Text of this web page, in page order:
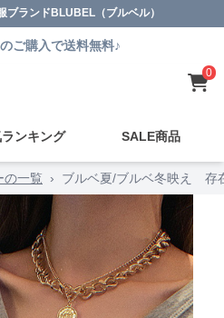
ブランドBLUBEL（ブルベル）
ご購入で送料無料♪
0
ランキング SALE商品
の一覧 › ブルベ夏/ブルベ冬映え 存